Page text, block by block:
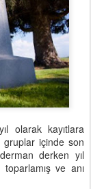
olarak kayıtlara
içinde son
derken yıl
ve anı